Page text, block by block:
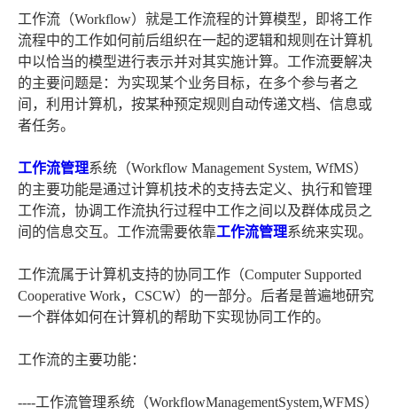
工作流（Workflow）就是工作流程的计算模型，即将工作
流程中的工作如何前后组织在一起的逻辑和规则在计算机
中以恰当的模型进行表示并对其实施计算。工作流要解决
的主要问题是：为实现某个业务目标，在多个参与者之
间，利用计算机，按某种预定规则自动传递文档、信息或
者任务。
工作流管理系统（Workflow Management System, WfMS）
的主要功能是通过计算机技术的支持去定义、执行和管理
工作流，协调工作流执行过程中工作之间以及群体成员之
间的信息交互。工作流需要依靠工作流管理系统来实现。
工作流属于计算机支持的协同工作（Computer Supported
Cooperative Work，CSCW）的一部分。后者是普遍地研究
一个群体如何在计算机的帮助下实现协同工作的。
工作流的主要功能：
----工作流管理系统（WorkflowManagementSystem,WFMS）